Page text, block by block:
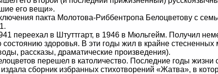
его вещи».
пакта Молотова-Риббентропа Белоцветову с
переехал в Штуттгарт, в 1946 в Мюльгейм. Получил
состоянию здоровья. В эти годы жил в крайне
рассказы, драматические произведения).
перешел в католичество. Последние годы жизни
сборник избранных стихотворений «Жатва», в